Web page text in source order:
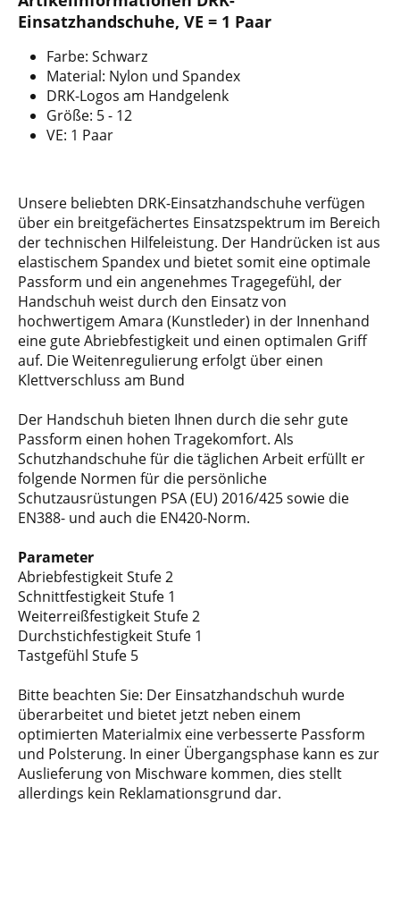
Einsatzhandschuhe, VE = 1 Paar
Farbe: Schwarz
Material: Nylon und Spandex
DRK-Logos am Handgelenk
Größe: 5 - 12
VE: 1 Paar
Unsere beliebten DRK-Einsatzhandschuhe verfügen
über ein breitgefächertes Einsatzspektrum im Bereich
der technischen Hilfeleistung. Der Handrücken ist aus
elastischem Spandex und bietet somit eine optimale
Passform und ein angenehmes Tragegefühl, der
Handschuh weist durch den Einsatz von
hochwertigem Amara (Kunstleder) in der Innenhand
eine gute Abriebfestigkeit und einen optimalen Griff
auf. Die Weitenregulierung erfolgt über einen
Klettverschluss am Bund
Der Handschuh bieten Ihnen durch die sehr gute
Passform einen hohen Tragekomfort. Als
Schutzhandschuhe für die täglichen Arbeit erfüllt er
folgende Normen für die persönliche
Schutzausrüstungen PSA (EU) 2016/425 sowie die
EN388- und auch die EN420-Norm.
Parameter
Abriebfestigkeit Stufe 2
Schnittfestigkeit Stufe 1
Weiterreißfestigkeit Stufe 2
Durchstichfestigkeit Stufe 1
Tastgefühl Stufe 5
Bitte beachten Sie: Der Einsatzhandschuh wurde
überarbeitet und bietet jetzt neben einem
optimierten Materialmix eine verbesserte Passform
und Polsterung. In einer Übergangsphase kann es zur
Auslieferung von Mischware kommen, dies stellt
allerdings kein Reklamationsgrund dar.